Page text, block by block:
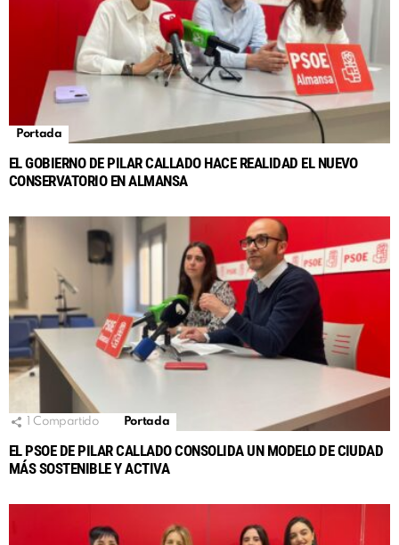
Portada
EL GOBIERNO DE PILAR CALLADO HACE REALIDAD EL NUEVO
CONSERVATORIO EN ALMANSA
Compartido Portada
EL PSOE DE PILAR CALLADO CONSOLIDA UN MODELO DE CIUDAD
MÁS SOSTENIBLE Y ACTIVA